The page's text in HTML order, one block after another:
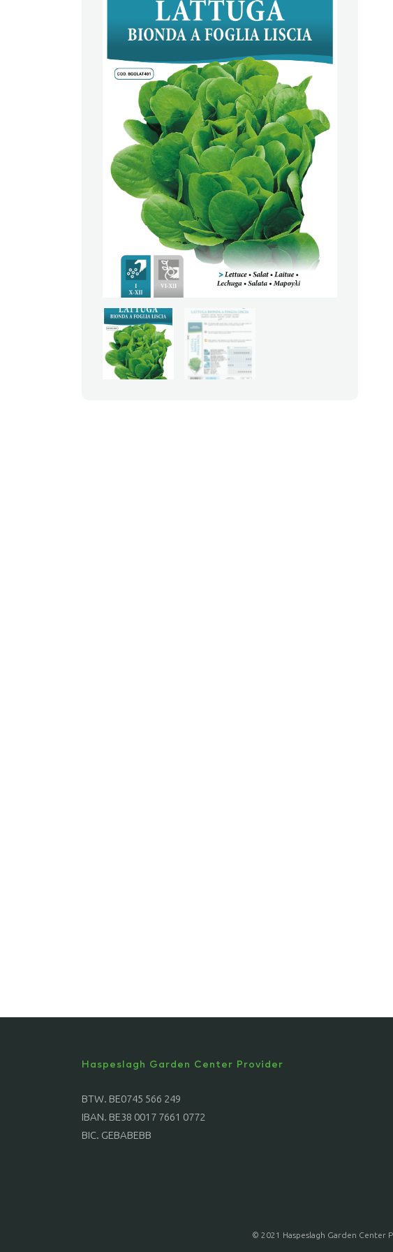
Haspeslagh Garden Center Provider
BTW. BE0745 566 249
IBAN. BE38 0017 7661 0772
BIC. GEBABEBB
© 2021 Haspeslagh Garden Center